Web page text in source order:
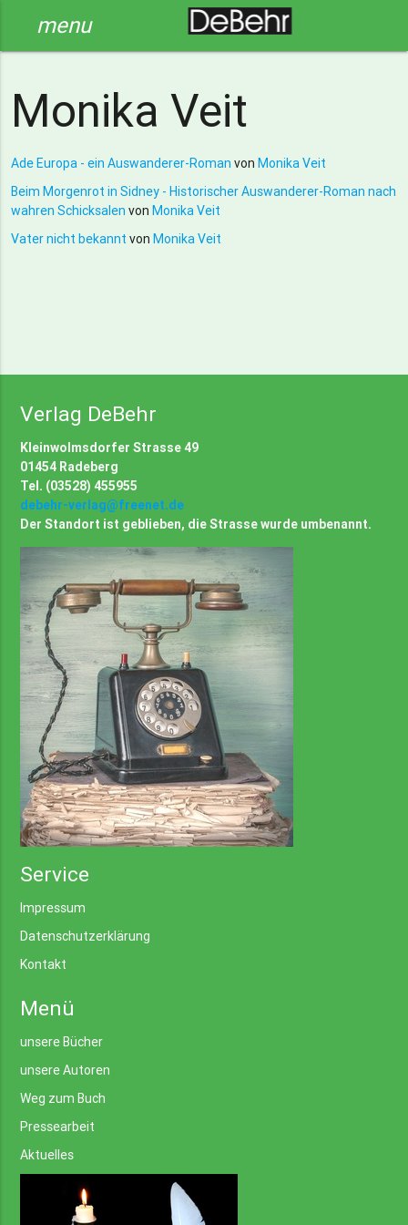
menu
Monika Veit
Ade Europa - ein Auswanderer-Roman von Monika Veit
Beim Morgenrot in Sidney - Historischer Auswanderer-Roman nach
wahren Schicksalen von Monika Veit
Vater nicht bekannt von Monika Veit
Verlag DeBehr
Kleinwolmsdorfer Strasse 49
01454 Radeberg
Tel. (03528) 455955
debehr-verlag@freenet.de
Der Standort ist geblieben, die Strasse wurde umbenannt.
Service
Impressum
Datenschutzerklärung
Kontakt
Menü
unsere Bücher
unsere Autoren
Weg zum Buch
Pressearbeit
Aktuelles